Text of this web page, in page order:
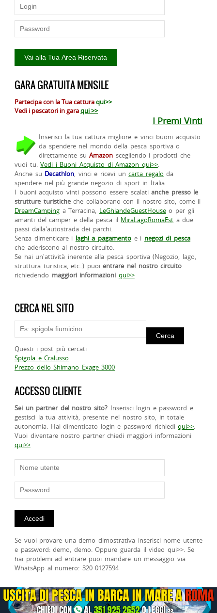
GARA GRATUITA MENSILE
Partecipa con la Tua catturaqui>>
Vedi i pescatori in garaqui >>
I Premi Vinti
Inserisci la tua cattura migliore e vinci buoni acquisto
da spendere nel mondo della pesca sportiva o
direttamente suAmazon scegliendo i prodotti che
vuoi tu.Vedi i Buoni Acquisto di Amazon qui>>.
Anche su Decathlon, vinci e ricevi uncarta regalo da
spendere nel più grande negozio di sport in Italia.
I buoni acquisto vinti possono essere scalatianche presso le
strutture turisticheche collaborano con il nostro sito, come il
DreamCamping a Terracina, LeGhiandeGuestHouseo per gli
amanti del camper e della pesca il MiraLagoRomaEst a due
passi dalla'autostrada dei parchi.
Senza dimenticare i laghi a pagamento e i negozi di pesca
che aderiscono al nostro circuito.
Se hai un'attività inerente alla pesca sportiva (Negozio, lago,
struttura turistica, etc..) puoientrare nel nostro circuito
richiedendo maggiori informazioni qui>>
CERCA NEL SITO
Questi i post più cercati
Spigola e Cralusso
Prezzo dello Shimano Exage 3000
ACCESSO CLIENTE
Sei un partner del nostro sito? Inserisci login e password e
gestisci la tua attività, presente nel nostro sito, in totale
autonomia. Hai dimenticato login e password richiediqui>>.
Vuoi diventare nostro partner chiedi maggiori informazioni
qui>>
Se vuoi provare una demo dimostrativa inserisci nome utente
e password: demo, demo. Oppure guarda il video qui>>. Se
hai problemi ad entrare puoi mandare un messaggio via
WhatsApp al numero: 320 0127594